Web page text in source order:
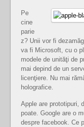
Pe
cine
parie
z? Unii vor fi
va fi Microsoft, cu o
modele de unităţi de
mai depind de un
licenţiere. Nu mai
holografice.
Apple are prototipuri,
poate. Google are o
despre facebook. Ce